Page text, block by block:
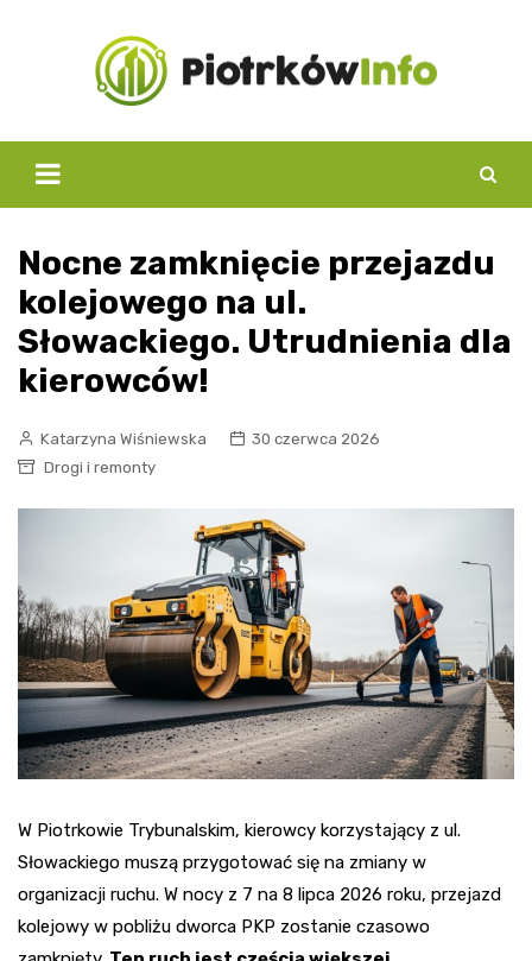
Nocne zamknięcie przejazdu
kolejowego na ul.
Słowackiego. Utrudnienia dla
kierowców!
Katarzyna Wiśniewska
30 czerwca 2026
Drogi i remonty
W Piotrkowie Trybunalskim, kierowcy korzystający z ul.
Słowackiego muszą przygotować się na zmiany w
organizacji ruchu. W nocy z 7 na 8 lipca 2026 roku, przejazd
kolejowy w pobliżu dworca PKP zostanie czasowo